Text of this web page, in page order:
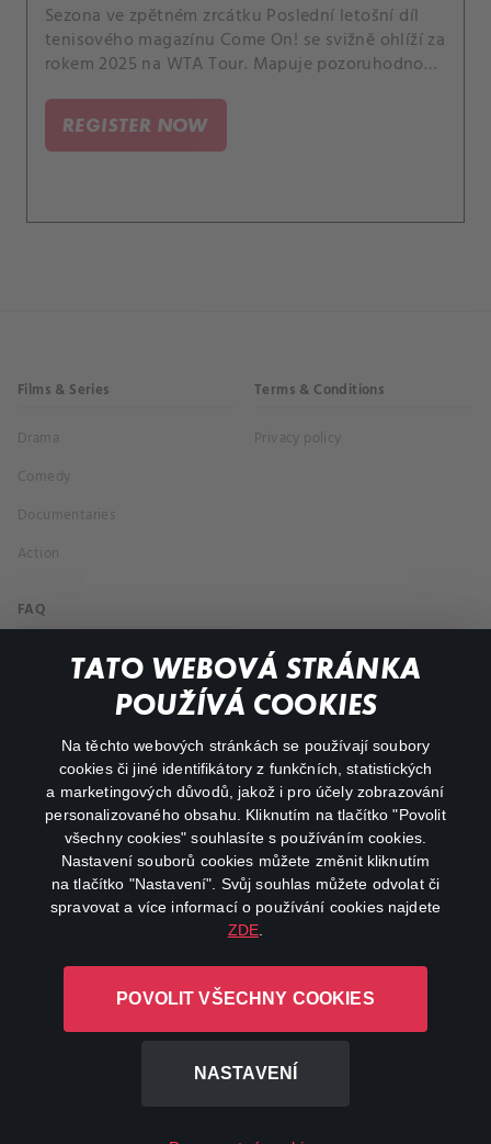
TATO WEBOVÁ STRÁNKA
POUŽÍVÁ COOKIES
Na těchto webových stránkách se používají soubory
cookies či jiné identifikátory z funkčních, statistických
a marketingových důvodů, jakož i pro účely zobrazování
personalizovaného obsahu. Kliknutím na tlačítko "Povolit
všechny cookies" souhlasíte s používáním cookies.
Nastavení souborů cookies můžete změnit kliknutím
na tlačítko "Nastavení". Svůj souhlas můžete odvolat či
spravovat a více informací o používání cookies najdete
ZDE
POVOLIT VŠECHNY COOKIES
NASTAVENÍ
Sezona ve zpětném zrcátku Poslední letošní díl
tenisového magazínu Come On! se svižně ohlíží za
rokem 2025 na WTA Tour. Mapuje pozoruhodnou
Rijádu a zve na zábavnou anketu s hvězdami.
REGISTER NOW
Films & Series
Drama
Comedy
Documentaries
Action
Terms & Conditions
Privacy policy
FAQ
My profile
facebookinstagram
youtube
L-1246 Luxembourg R.C.S.